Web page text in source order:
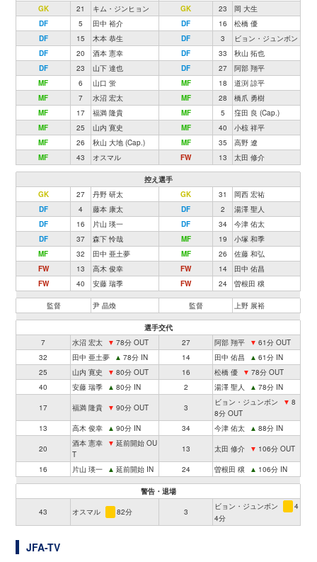
GK
21 キム・ジンヒョン GK 23
岡 大生
DF
5 田中 裕介 DF 16
松橋 優
DF
15 木本 恭生 DF 3
ビョン・ジュンボン
DF
20 酒本 憲幸 DF 33
秋山 拓也
DF
23 山下 達也 DF 27
阿部 翔平
MF
6 山口 蛍 MF 18
道渕 諒平
MF
7 水沼 宏太 MF 28
橋爪 勇樹
MF
17 福満 隆貴 MF 5
窪田 良 (Cap.)
MF
25 山内 寛史 MF 40
小椋 祥平
MF
26 秋山 大地 (Cap.) MF 35
高野 遼
MF
43 オスマル FW 13 太田 修介
控え選手
GK
27 丹野 研太 GK 31
岡西 宏祐
DF
4 藤本 康太 DF 2
湯澤 聖人
DF
16 片山 瑛一 DF 34
今津 佑太
DF
37 森下 怜哉 MF 19
小塚 和季
MF
32 田中 亜土夢 MF 26
佐藤 和弘
FW
13 高木 俊幸 FW 14
田中 佑昌
FW
40 安藤 瑞季 FW 24 曽根田 穣
監督 尹 晶煥 監督 上野 展裕
選手交代
7
水沼 宏太 ▼ 78分 OUT 27 阿部 翔平 ▼ 61分 OUT
32
田中 亜土夢 ▲ 78分 IN 14 田中 佑昌 ▲ 61分 IN
25
山内 寛史 ▼ 80分 OUT 16 松橋 優 ▼ 78分 OUT
40
安藤 瑞季 ▲ 80分 IN 2 湯澤 聖人 ▲ 78分 IN
17 福満 隆貴 ▼ 90分 OUT 3
ビョン・ジュンボン ▼ 8
8分 OUT
13
高木 俊幸 ▲ 90分 IN 34 今津 佑太 ▲ 88分 IN
20
酒本 憲幸 ▼ 延前開始 OU
T
13 太田 修介 ▼ 106分 OUT
16 片山 瑛一 ▲ 延前開始 IN 24 曽根田 穣 ▲ 106分 IN
警告・退場
43 オスマル 82分 3
ビョン・ジュンボン
4
4分
JFA-TV